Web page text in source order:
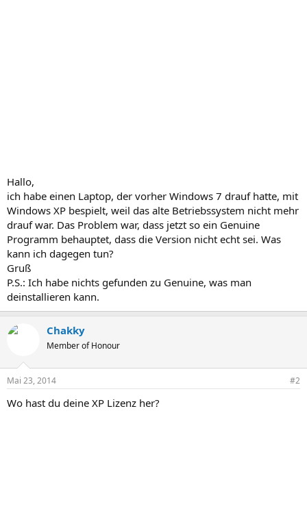
Hallo,
ich habe einen Laptop, der vorher Windows 7 drauf hatte, mit
Windows XP bespielt, weil das alte Betriebssystem nicht mehr
drauf war. Das Problem war, dass jetzt so ein Genuine
Programm behauptet, dass die Version nicht echt sei. Was
kann ich dagegen tun?
Gruß
P.S.: Ich habe nichts gefunden zu Genuine, was man
deinstallieren kann.
Chakky
Member of Honour
Mai 23, 2014 #2
Wo hast du deine XP Lizenz her?